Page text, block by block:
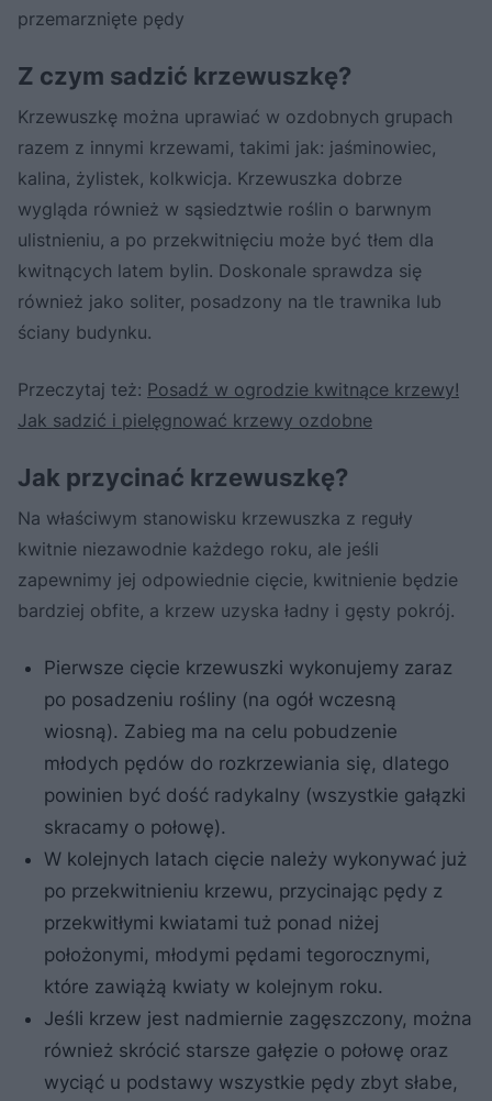
przemarznięte pędy
Z czym sadzić krzewuszkę?
Krzewuszkę można uprawiać w ozdobnych grupach
razem z innymi krzewami, takimi jak: jaśminowiec,
kalina, żylistek, kolkwicja. Krzewuszka dobrze
wygląda również w sąsiedztwie roślin o barwnym
ulistnieniu, a po przekwitnięciu może być tłem dla
kwitnących latem bylin. Doskonale sprawdza się
również jako soliter, posadzony na tle trawnika lub
ściany budynku.
Przeczytaj też: Posadź w ogrodzie kwitnące krzewy!
Jak sadzić i pielęgnować krzewy ozdobne
Jak przycinać krzewuszkę?
Na właściwym stanowisku krzewuszka z reguły
kwitnie niezawodnie każdego roku, ale jeśli
zapewnimy jej odpowiednie cięcie, kwitnienie będzie
bardziej obfite, a krzew uzyska ładny i gęsty pokrój.
Pierwsze cięcie krzewuszki wykonujemy zaraz
po posadzeniu rośliny (na ogół wczesną
wiosną). Zabieg ma na celu pobudzenie
młodych pędów do rozkrzewiania się, dlatego
powinien być dość radykalny (wszystkie gałązki
skracamy o połowę).
W kolejnych latach cięcie należy wykonywać już
po przekwitnieniu krzewu, przycinając pędy z
przekwitłymi kwiatami tuż ponad niżej
położonymi, młodymi pędami tegorocznymi,
które zawiążą kwiaty w kolejnym roku.
Jeśli krzew jest nadmiernie zagęszczony, można
również skrócić starsze gałęzie o połowę oraz
wyciąć u podstawy wszystkie pędy zbyt słabe,